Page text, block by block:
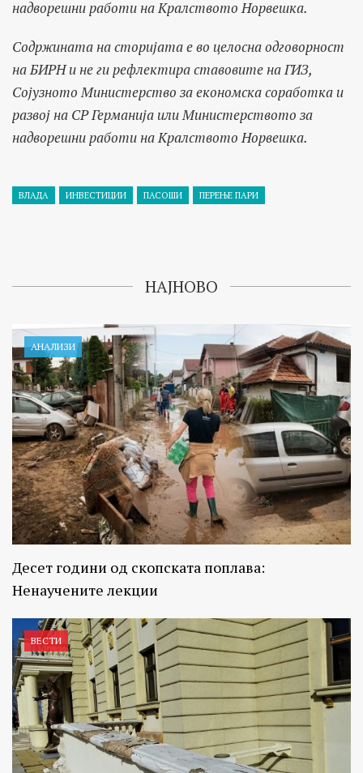
надворешни работи на Кралството Норвешка.
Содржината на сторијата е во целосна одговорност
на БИРН и не ги рефлектира ставовите на ГИЗ,
Сојузното Министерство за економска соработка и
развој на СР Германија или Министерството за
надворешни работи на Кралството Норвешка.
ВЛАДА ИНВЕСТИЦИИ ПАСОШИ ПЕРЕЊЕ ПАРИ
НАЈНОВО
АНАЛИЗИ
Десет години од скопската поплава:
Ненаучените лекции
ВЕСТИ